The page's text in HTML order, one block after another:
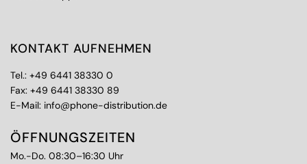
KONTAKT AUFNEHMEN
Tel.: +49 6441 38330 0
Fax: +49 6441 38330 89
E-Mail: info@phone-distribution.de
ÖFFNUNGSZEITEN
Mo.-Do. 08:30–16:30 Uhr